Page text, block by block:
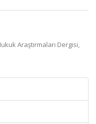
Araştırmaları Dergisi,